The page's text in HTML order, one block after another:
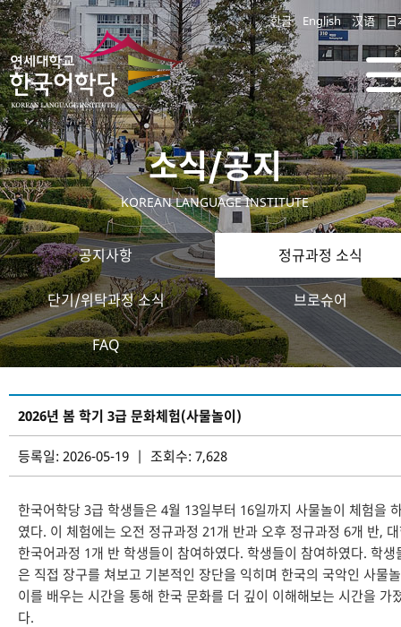
한글 English 汉语 日
소식/공지
KOREAN LANGUAGE INSTITUTE
공지사항 정규과정 소식
단기/위탁과정 소식 브로슈어
FAQ
2026년 봄 학기 3급 문화체험(사물놀이)
등록일: 2026-05-19 | 조회수: 7,628
한국어학당 3급 학생들은 4월 13일부터 16일까지 사물놀이 체험을
였다. 이 체험에는 오전 정규과정 21개 반과 오후 정규과정 6개 반,
한국어과정 1개 반 학생들이 참여하였다. 학생들이 참여하였다. 학생
은 직접 장구를 쳐보고 기본적인 장단을 익히며 한국의 국악인 사물놀
이를 배우는 시간을 통해 한국 문화를 더 깊이 이해해보는 시간을 가
다.